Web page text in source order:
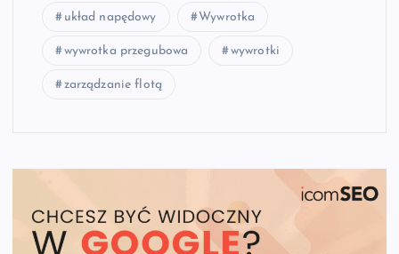
układ napędowy Wywrotka
wywrotka przegubowa wywrotki
zarządzanie flotą